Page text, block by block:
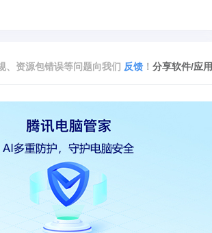
分享软件/应用
、资源包错误等问题向我们 反馈 ！